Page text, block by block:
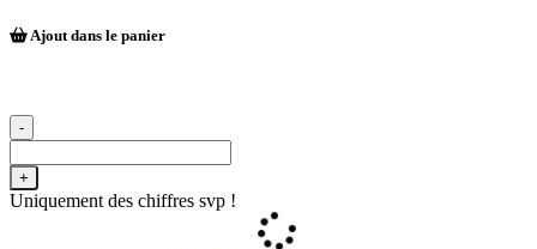
Ajout dans le panier
-
+
Uniquement des chiffres svp !